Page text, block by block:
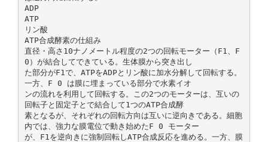
ADP
ATP
リン酸
ATP合成酵素の仕組み
直径・高さ10ナノメートル程度の2つの回転モーター（F1、F
0）が結合してできている。生体膜から突き出し
た部分がF1で、ATPをADPとリン酸に加水分解して回転する。
一方、F 0 は膜に埋まっている部分で水素イオ
ンの流れを利用して回転する。この2つのモーターは、互いの
回転子と固定子とで結合して1つのATP合成酵
素となるが、それぞれの回転方向は互いに逆向きである。細胞
内では、強力な膜電位で動き始めたF 0 モーター
が、F1を逆向きに強制回転しATP合成反応を進める。一方、膜